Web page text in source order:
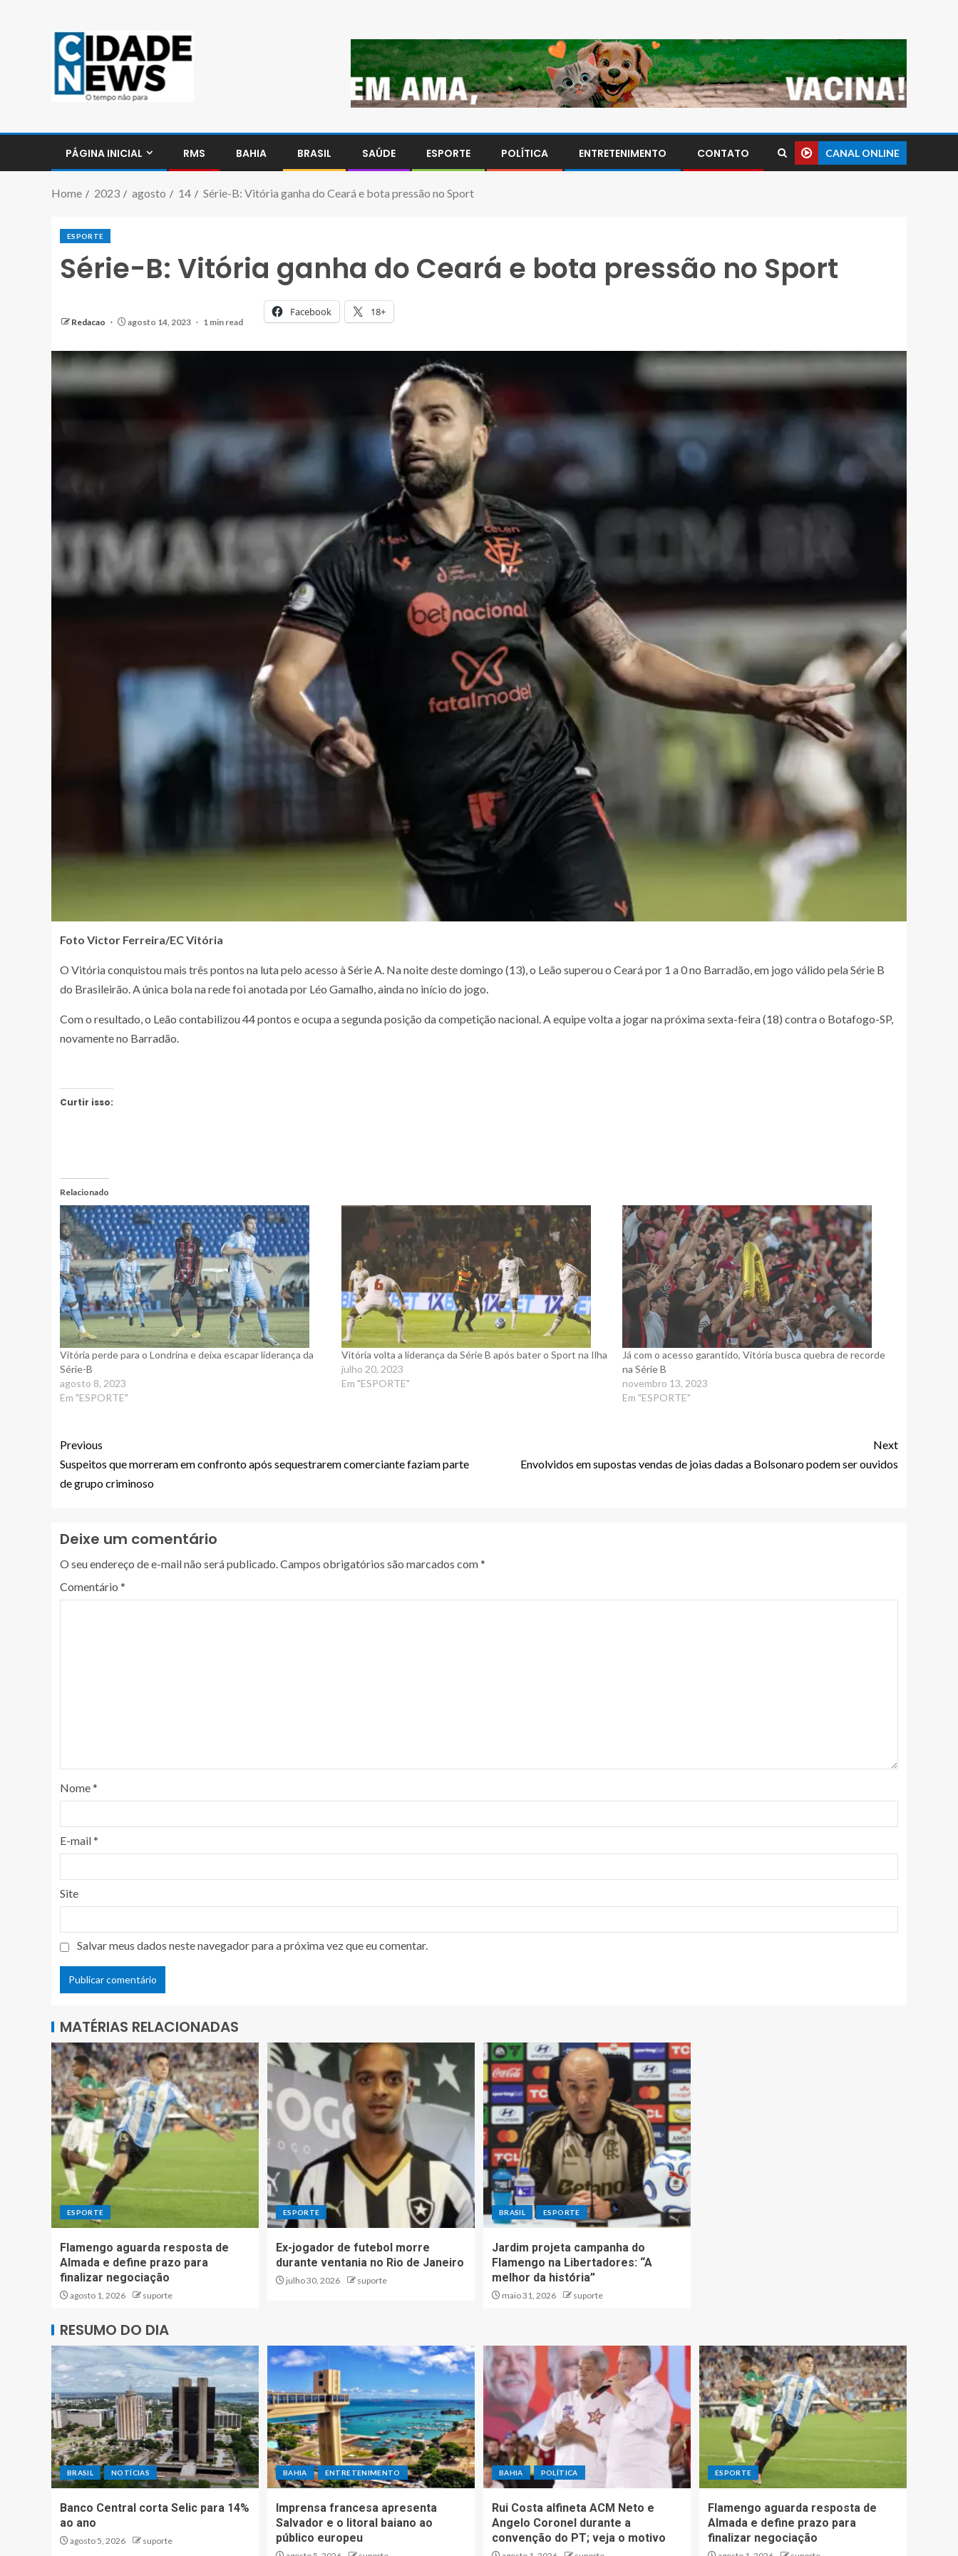
PÁGINA INICIAL RMS BAHIA BRASIL SAÚDE ESPORTE POLÍTICA ENTRETENIMENTO CONTATO CANAL ONLINE
Home 2023 agosto 14 Série-B: Vitória ganha do Ceará e bota pressão no Sport
ESPORTE
Série-B: Vitória ganha do Ceará e bota pressão no Sport
Redacao agosto 14, 2023 1 min read
Facebook 18+
Foto Victor Ferreira/EC Vitória
O Vitória conquistou mais três pontos na luta pelo acesso à Série A. Na noite deste domingo (13), o Leão superou o Ceará por 1 a 0 no Barradão, em jogo válido pela Série B
do Brasileirão. A única bola na rede foi anotada por Léo Gamalho, ainda no início do jogo.
Com o resultado, o Leão contabilizou 44 pontos e ocupa a segunda posição da competição nacional. A equipe volta a jogar na próxima sexta-feira (18) contra o Botafogo-SP,
novamente no Barradão.
Curtir isso:
Relacionado
Vitória perde para o Londrina e deixa escapar liderança da
Série-B
agosto 8, 2023
Em "ESPORTE"
Vitória volta a liderança da Série B após bater o Sport na Ilha
julho 20, 2023
Em "ESPORTE"
Já com o acesso garantido, Vitória busca quebra de recorde
na Série B
novembro 13, 2023
Em "ESPORTE"
Previous
Suspeitos que morreram em confronto após sequestrarem comerciante faziam parte
de grupo criminoso
Next
Envolvidos em supostas vendas de joias dadas a Bolsonaro podem ser ouvidos
Deixe um comentário
O seu endereço de e-mail não será publicado.Campos obrigatórios são marcados com*
Comentário *
Nome*
E-mail*
Site
Salvar meus dados neste navegador para a próxima vez que eu comentar.
MATÉRIAS RELACIONADAS
ESPORTE
Flamengo aguarda resposta de
Almada e define prazo para
finalizar negociação
agosto 1, 2026 suporte
ESPORTE
Ex-jogador de futebol morre
durante ventania no Rio de Janeiro
julho 30, 2026 suporte
BRASIL ESPORTE
Jardim projeta campanha do
Flamengo na Libertadores: “A
melhor da história”
maio 31, 2026 suporte
RESUMO DO DIA
BRASIL NOTÍCIAS
Banco Central corta Selic para 14%
ao ano
agosto 5, 2026 suporte
BAHIA ENTRETENIMENTO
Imprensa francesa apresenta
Salvador e o litoral baiano ao
público europeu
BAHIA POLÍTICA
Rui Costa alfineta ACM Neto e
Angelo Coronel durante a
convenção do PT; veja o motivo
ESPORTE
Flamengo aguarda resposta de
Almada e define prazo para
finalizar negociação